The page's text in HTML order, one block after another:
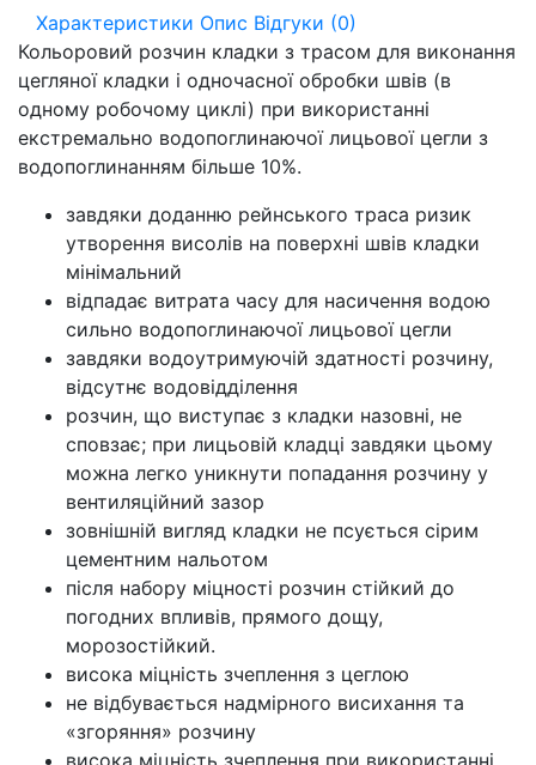
Характеристики Опис Відгуки (0)
Кольоровий розчин кладки з трасом для виконання
цегляної кладки і одночасної обробки швів (в
одному робочому циклі) при використанні
екстремально водопоглинаючої лицьової цегли з
водопоглинанням більше 10%.
завдяки доданню рейнського траса ризик
утворення висолів на поверхні швів кладки
мінімальний
відпадає витрата часу для насичення водою
сильно водопоглинаючої лицьової цегли
завдяки водоутримуючій здатності розчину,
відсутнє водовідділення
розчин, що виступає з кладки назовні, не
сповзає; при лицьовій кладці завдяки цьому
можна легко уникнути попадання розчину у
вентиляційний зазор
зовнішній вигляд кладки не псується сірим
цементним нальотом
після набору міцності розчин стійкий до
погодних впливів, прямого дощу,
морозостійкий.
висока міцність зчеплення з цеглою
не відбувається надмірного висихання та
«згоряння» розчину
висока міцність зчеплення при використанні